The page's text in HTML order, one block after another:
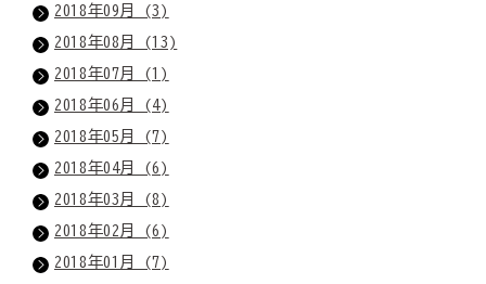
2018年09月 (3)
2018年08月 (13)
2018年07月 (1)
2018年06月 (4)
2018年05月 (7)
2018年04月 (6)
2018年03月 (8)
2018年02月 (6)
2018年01月 (7)